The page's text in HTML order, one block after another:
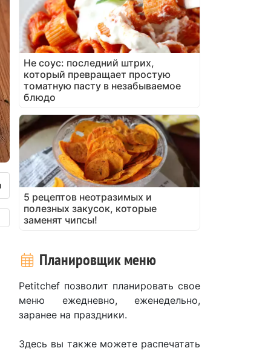
Не соус: последний штрих,
который превращает простую
томатную пасту в незабываемое
блюдо
5 рецептов неотразимых и
полезных закусок, которые
заменят чипсы!
Планировщик меню
Petitchef позволит планировать свое
меню ежедневно, еженедельно,
заранее на праздники.
Здесь вы также можете распечатать